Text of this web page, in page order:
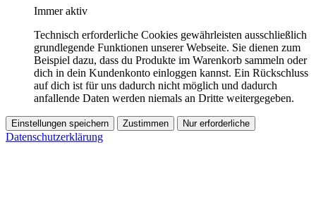
Immer aktiv
Technisch erforderliche Cookies gewährleisten ausschließlich
grundlegende Funktionen unserer Webseite. Sie dienen zum
Beispiel dazu, dass du Produkte im Warenkorb sammeln oder
dich in dein Kundenkonto einloggen kannst. Ein Rückschluss
auf dich ist für uns dadurch nicht möglich und dadurch
anfallende Daten werden niemals an Dritte weitergegeben.
Einstellungen speichern Zustimmen Nur erforderliche
Datenschutzerklärung